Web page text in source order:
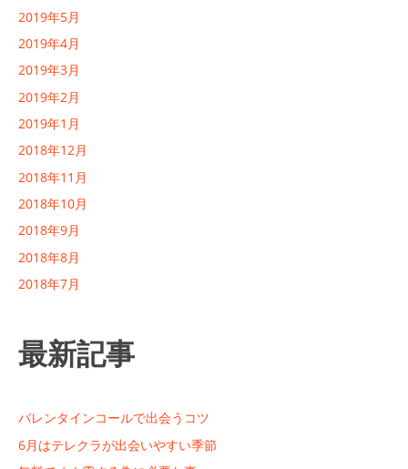
2019年5月
2019年4月
2019年3月
2019年2月
2019年1月
2018年12月
2018年11月
2018年10月
2018年9月
2018年8月
2018年7月
最新記事
バレンタインコールで出会うコツ
6月はテレクラが出会いやすい季節